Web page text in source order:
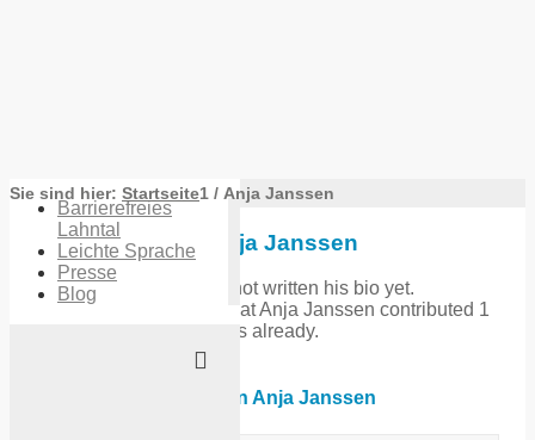
Barrierefreies
Lahntal
Leichte Sprache
Presse
Blog
Sie sind hier: Startseite1 / Anja Janssen
Über Anja Janssen
This author has not written his bio yet.
But we are proud to say thatAnja Janssen contributed 1
entries already.
Einträge von Anja Janssen